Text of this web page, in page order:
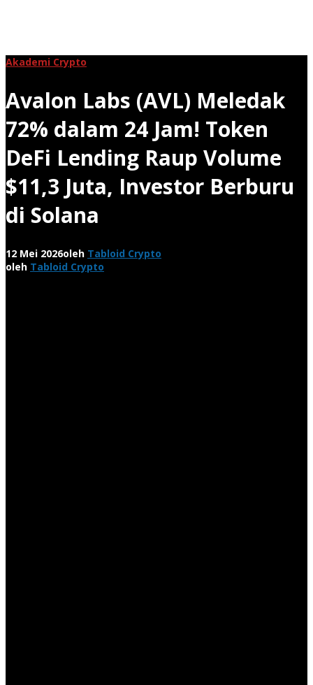
Akademi Crypto
Avalon Labs (AVL) Meledak
72% dalam 24 Jam! Token
DeFi Lending Raup Volume
$11,3 Juta, Investor Berburu
di Solana
12 Mei 2026oleh Tabloid Crypto
oleh Tabloid Crypto